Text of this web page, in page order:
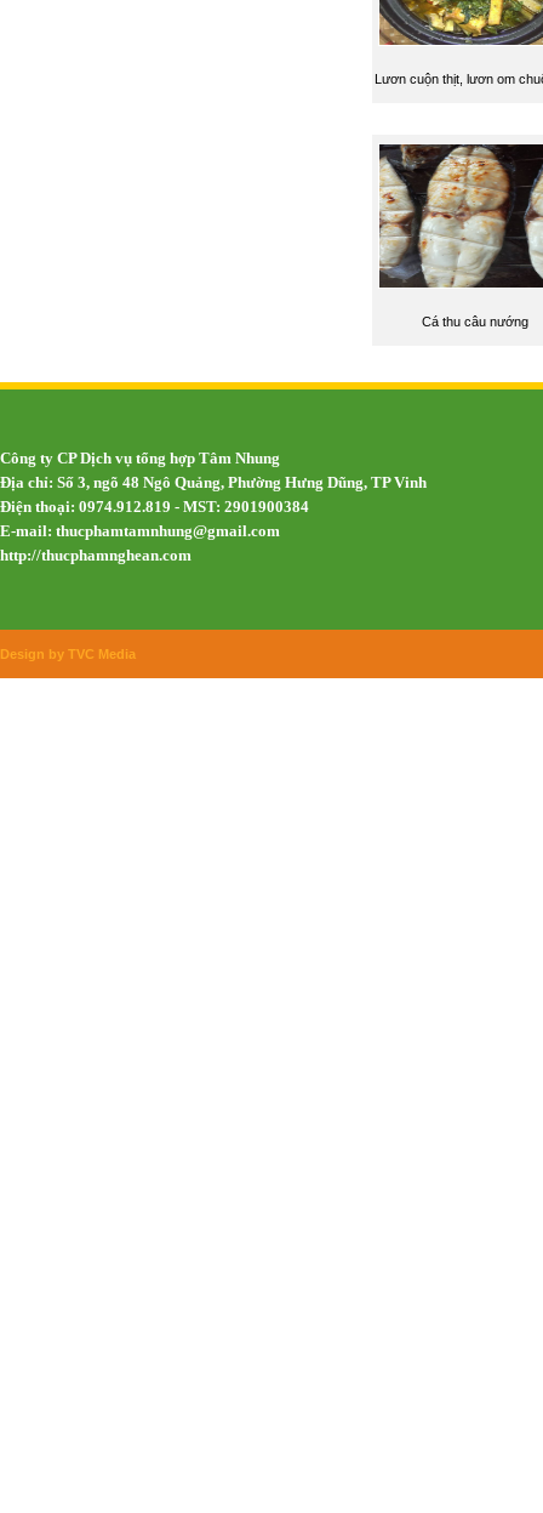
Lươn cuộn thịt, lươn om
Cá thu câu nướng
Công ty CP Dịch vụ tổng hợp Tâm Nhung
Địa chỉ: Số 3, ngõ 48 Ngô Quảng, Phường Hưng Dũng, TP Vinh
Điện thoại: 0974.912.819 - MST: 2901900384
E-mail: thucphamtamnhung@gmail.com
http://thucphamnghean.com
Design by TVC Media